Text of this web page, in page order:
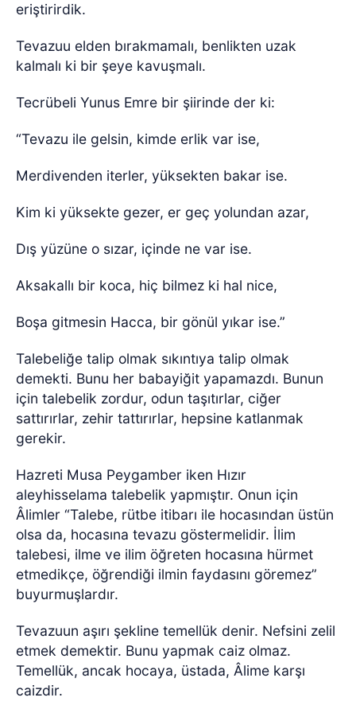
eriştirirdik.
Tevazuu elden bırakmamalı, benlikten uzak
kalmalı ki bir şeye kavuşmalı.
Tecrübeli Yunus Emre bir şiirinde der ki:
“Tevazu ile gelsin, kimde erlik var ise,
Merdivenden iterler, yüksekten bakar ise.
Kim ki yüksekte gezer, er geç yolundan azar,
Dış yüzüne o sızar, içinde ne var ise.
Aksakallı bir koca, hiç bilmez ki hal nice,
Boşa gitmesin Hacca, bir gönül yıkar ise.”
Talebeliğe talip olmak sıkıntıya talip olmak
demekti. Bunu her babayiğit yapamazdı. Bunun
için talebelik zordur, odun taşıtırlar, ciğer
sattırırlar, zehir tattırırlar, hepsine katlanmak
gerekir.
Hazreti Musa Peygamber iken Hızır
aleyhisselama talebelik yapmıştır. Onun için
Âlimler “Talebe, rütbe itibarı ile hocasından üstün
olsa da, hocasına tevazu göstermelidir. İlim
talebesi, ilme ve ilim öğreten hocasına hürmet
etmedikçe, öğrendiği ilmin faydasını göremez”
buyurmuşlardır.
Tevazuun aşırı şekline temellük denir. Nefsini zelil
etmek demektir. Bunu yapmak caiz olmaz.
Temellük, ancak hocaya, üstada, Âlime karşı
caizdir.